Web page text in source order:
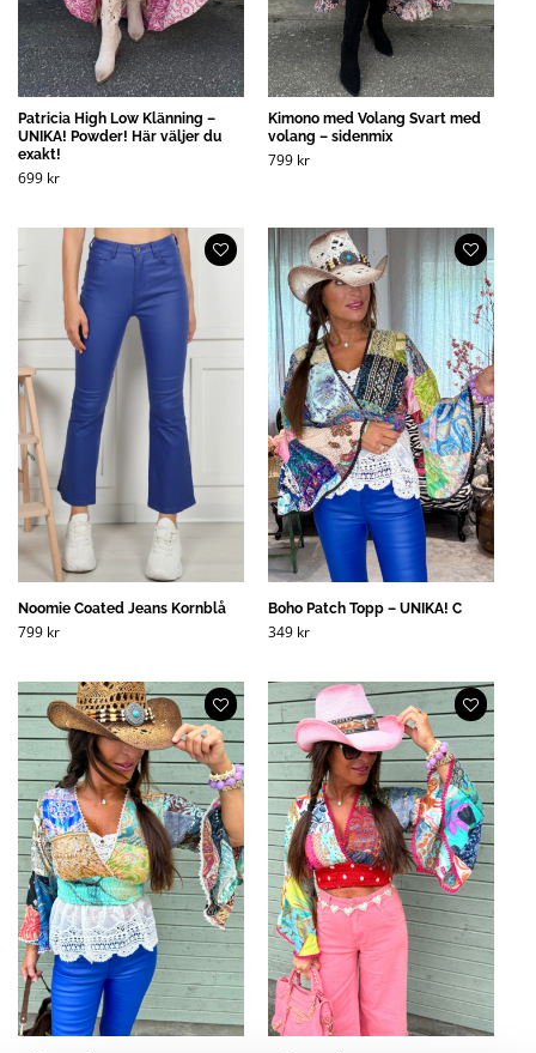
Patricia High Low Klänning –
UNIKA! Powder! Här väljer du
exakt!
699 kr
Kimono med Volang Svart med
volang – sidenmix
799 kr
Noomie Coated Jeans Kornblå
799 kr
Boho Patch Topp – UNIKA! C
349 kr